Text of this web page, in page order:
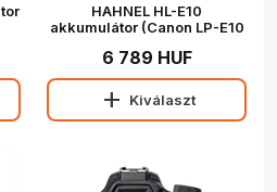
HAHNEL HL-E10
akkumulátor (Canon LP-E10
6 789 HUF
add Kiválaszt